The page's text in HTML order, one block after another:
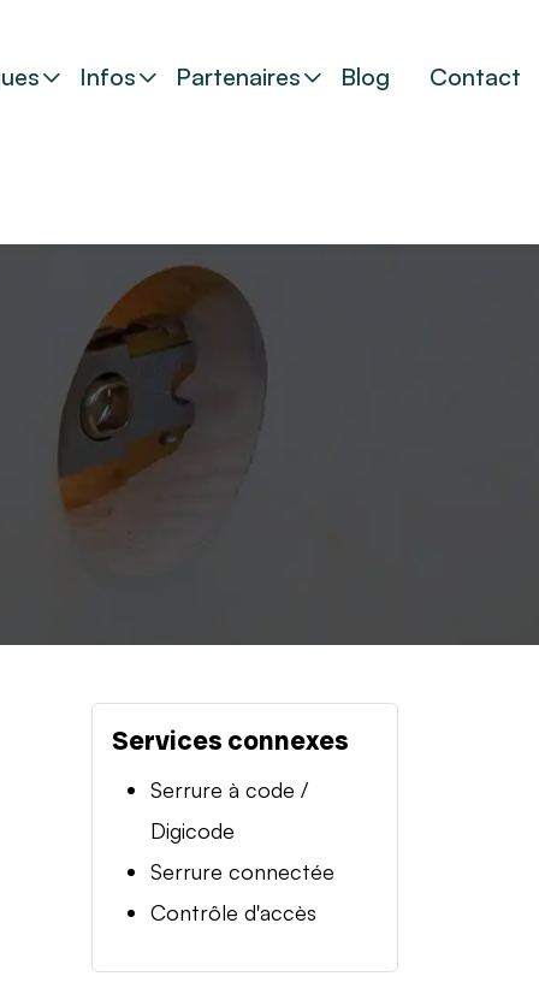
Infos Partenaires Blog Contact
Services connexes
Serrure à code /
Digicode
Serrure connectée
Contrôle d'accès